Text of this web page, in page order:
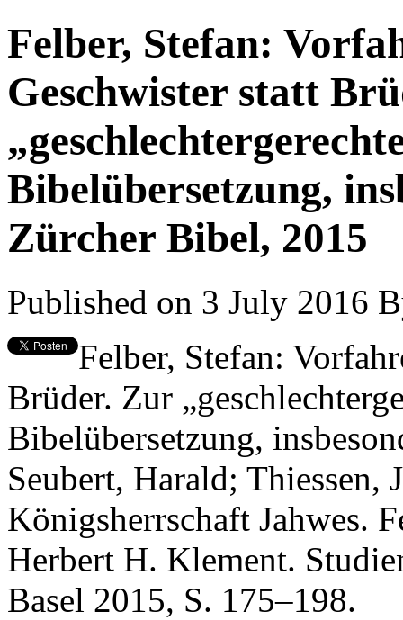
Felber, Stefan:
Geschwister statt
Bibelübersetzung,
Zürcher Bibel, 2015
Published on 3 July 2016
Felber, Stefan:
Brüder. Zur
Bibelübersetzung,
Seubert, Harald; Thiessen,
Königsherrschaft Jahwes.
Herbert H. Klement.
Basel 2015, S. 175–198.